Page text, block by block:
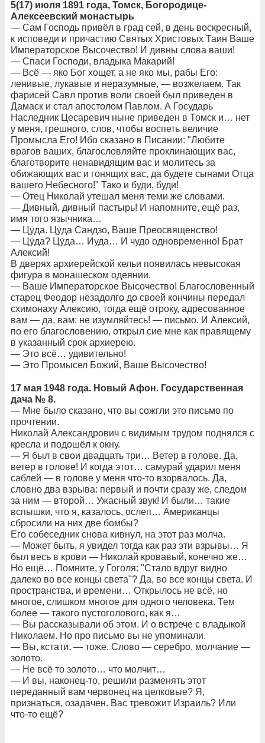
5(17) июля 1891 года, Томск, Богородице-
Алексеевский монастырь
— Сам Господь привёл в град сей, в день воскресный,
к исповеди и причастию Святых Христовых Таин Ваше
Императорское Высочество! И дивны слова ваши!
— Спаси Господи, владыка Макарий!
— Всё — яко Бог хощет, а не яко мы, рабы Его:
ленивые, лукавые и неразумные, — возжелаем. Так
фарисей Савл против воли своей был приведен в
Дамаск и стал апостолом Павлом. А Государь
Наследник Цесаревич ныне приведен в Томск и… нет
у меня, грешного, слов, чтобы воспеть величие
Промысла Его! Ибо сказано в Писании: "Любите
врагов ваших, благословляйте проклинающих вас,
благотворите ненавидящим вас и молитесь за
обижающих вас и гонящих вас, да будете сынами Отца
вашего Небесного!" Тако и буди, буди!
— Отец Николай утешал меня теми же словами.
— Дивный, дивный пастырь! И напомните, ещё раз,
имя того язычника…
— Цẏда. Цẏда Сандзо, Ваше Преосвященство!
— Цẏда? Цẏда… Иуда… И чудо одновременно! Брат
Алексий!
В дверях архиерейской кельи появилась невысокая
фигура в монашеском одеянии.
— Ваше Императорское Высочество! Благословенный
старец Феодор незадолго до своей кончины передал
схимонаху Алексию, тогда ещё отроку, адресованное
вам — да, вам: не изумляйтесь! — письмо. И Алексий,
по его благословению, открыл сие мне как правящему
в указанный срок архиерею.
— Это всё… удивительно!
— Это Промысел Божий, Ваше Высочество!
17 мая 1948 года. Новый Афон. Государственная
дача № 8.
— Мне было сказано, что вы сожгли это письмо по
прочтении.
Николай Александрович с видимым трудом поднялся с
кресла и подошёл к окну.
— Я был в свои двадцать три… Ветер в голове. Да,
ветер в голове! И когда этот… самурай ударил меня
саблей — в голове у меня что-то взорвалось. Да,
словно два взрыва: первый и почти сразу же, следом
за ним — второй… Ужасный звук! И были… такие
вспышки, что я, казалось, ослеп… Американцы
сбросили на них две бомбы?
Его собеседник снова кивнул, на этот раз молча.
— Может быть, я увидел тогда как раз эти взрывы… Я
был весь в крови — Николай кровавый, конечно же…
Но ещё… Помните, у Гоголя: "Стало вдруг видно
далеко во все концы света"? Да, во все концы света. И
пространства, и времени… Открылось не всё, но
многое, слишком многое для одного человека. Тем
более — такого пустоголового, как я…
— Вы рассказывали об этом. И о встрече с владыкой
Николаем. Но про письмо вы не упоминали.
— Вы, кстати, — тоже. Слово — серебро, молчание —
золото.
— Не всё то золото… что молчит…
— И вы, наконец-то, решили разменять этот
переданный вам червонец на целковые? Я,
признаться, озадачен. Вас тревожит Израиль? Или
что-то ещё?